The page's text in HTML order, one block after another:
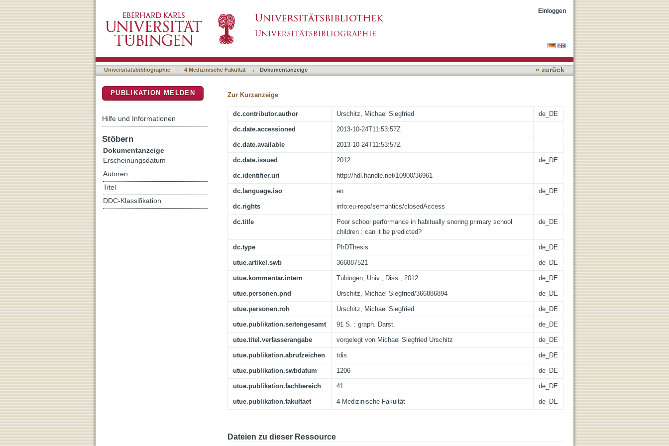
Einloggen
Universitätsbibliographie → 4 Medizinische Fakultät → Dokumentanzeige « zurück
Zur Kurzanzeige
dc.contributor.author Urschitz, Michael Siegfried de_DE
dc.date.accessioned 2013-10-24T11:53:57Z
dc.date.available 2013-10-24T11:53:57Z
dc.date.issued 2012 de_DE
dc.identifier.uri http://hdl.handle.net/10900/36961
dc.language.iso en de_DE
dc.rights info:eu-repo/semantics/closedAccess
dc.title
Poor school performance in habitually snoring primary school
children : can it be predicted?
de_DE
dc.type PhDThesis de_DE
utue.artikel.swb 366887521 de_DE
utue.kommentar.intern Tübingen, Univ., Diss., 2012. de_DE
utue.personen.pnd Urschitz, Michael Siegfried/366886894 de_DE
utue.personen.roh Urschitz, Michael Siegfried de_DE
utue.publikation.seitengesamt 91 S. : graph. Darst. de_DE
utue.titel.verfasserangabe vorgelegt von Michael Siegfried Urschitz de_DE
utue.publikation.abrufzeichen tdis de_DE
utue.publikation.swbdatum 1206 de_DE
utue.publikation.fachbereich 41 de_DE
utue.publikation.fakultaet 4 Medizinische Fakultät de_DE
Dateien zu dieser Ressource
PUBLIKATION MELDEN
Hilfe und Informationen
Stöbern
Dokumentanzeige
Erscheinungsdatum
Autoren
Titel
DDC-Klassifikation